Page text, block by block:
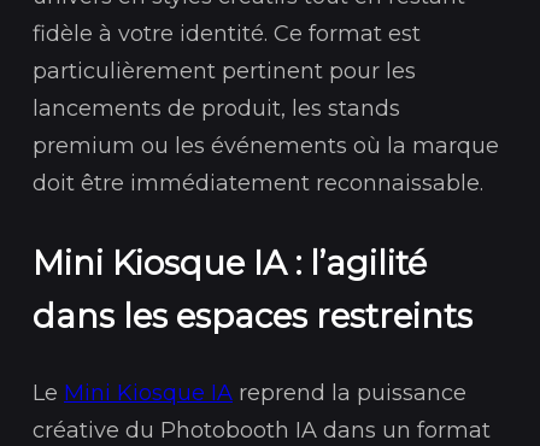
fidèle à votre identité. Ce format est
particulièrement pertinent pour les
lancements de produit, les stands
premium ou les événements où la marque
doit être immédiatement reconnaissable.
Mini Kiosque IA : l’agilité
dans les espaces restreints
Le Mini Kiosque IA reprend la puissance
créative du Photobooth IA dans un format